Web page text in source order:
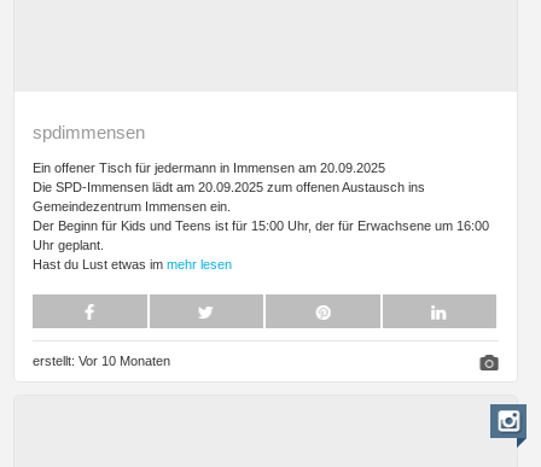
spdimmensen
Ein offener Tisch für jedermann in Immensen am 20.09.2025
Die SPD-Immensen lädt am 20.09.2025 zum offenen Austausch ins
Gemeindezentrum Immensen ein.
Der Beginn für Kids und Teens ist für 15:00 Uhr, der für Erwachsene um 16:00
Uhr geplant.
Hast du Lust etwas im mehr lesen
erstellt: Vor 10 Monaten